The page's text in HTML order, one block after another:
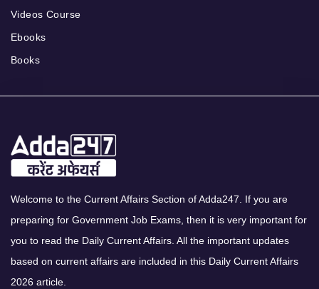
Videos Course
Ebooks
Books
Welcome to the Current Affairs Section of Adda247. If you are
preparing for Government Job Exams, then it is very important for
you to read the Daily Current Affairs. All the important updates
based on current affairs are included in this Daily Current Affairs
2026 article.